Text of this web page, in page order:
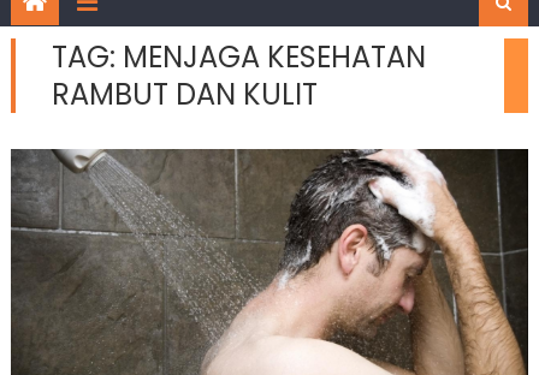
TAG: MENJAGA KESEHATAN
RAMBUT DAN KULIT